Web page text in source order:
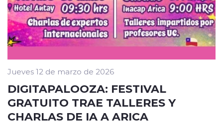
Jueves 12 de marzo de 2026
DIGITAPALOOZA: FESTIVAL
GRATUITO TRAE TALLERES Y
CHARLAS DE IA A ARICA